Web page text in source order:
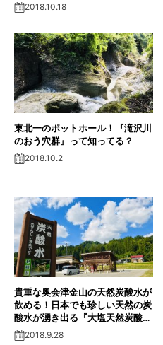
2018.10.18
東北一のポットホール！『滝沢川
のおう穴群』って知ってる？
2018.10.2
貴重な奥会津金山の天然炭酸水が
飲める！日本でも珍しい天然の炭
酸水が湧き出る『大塩天然炭酸水
炭酸場』。
2018.9.28